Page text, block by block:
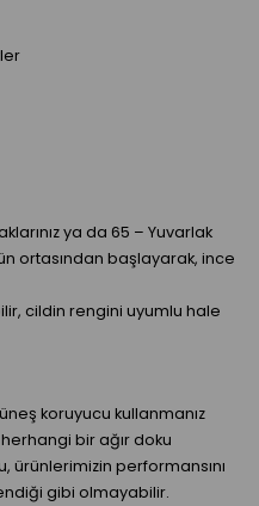
ya da 65 – Yuvarlak
ortasından başlayarak, ince
cildin rengini uyumlu hale
koruyucu kullanmanız
bir ağır doku
performansını
gibi olmayabilir.